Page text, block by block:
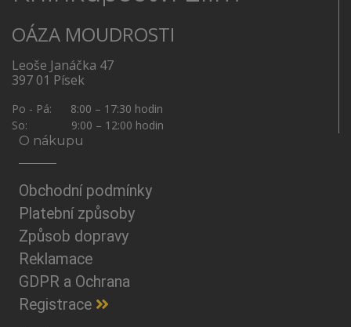
OÁZA MOUDROSTI
Leoše Janáčka 47
397 01 Písek
Po - Pá: 8:00 – 17:30 hodin
So: 9:00 – 12:00 hodin
O nákupu
Obchodní podmínky
Platební způsoby
Způsob dopravy
Reklamace
GDPR a Ochrana
Registrace